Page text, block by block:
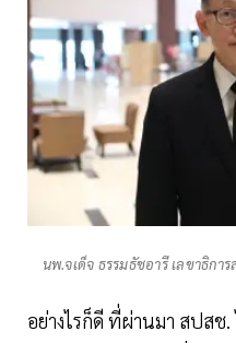
นพ.จเด็จ ธรรมธัชอารี เลขาธิก
อย่างไรก็ดี ที่ผ่านมา สปสช